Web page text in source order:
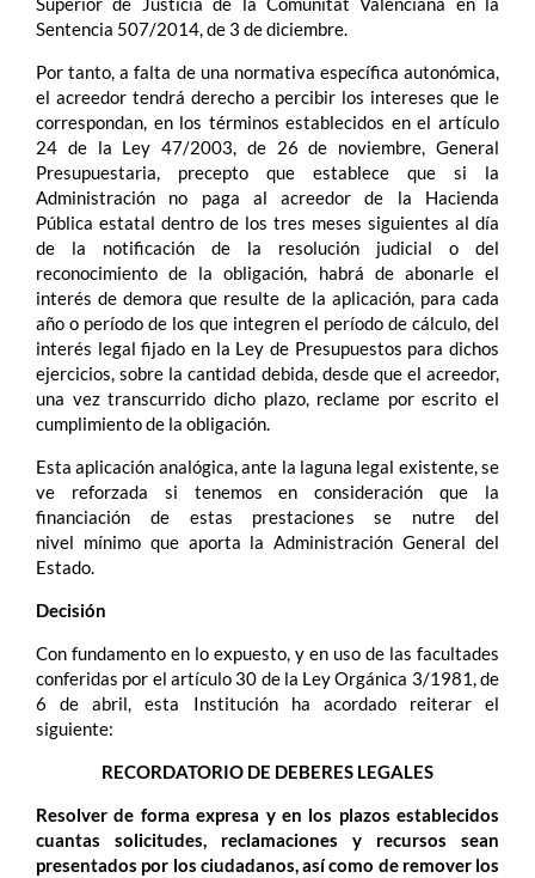
Sentencia 507/2014, de 3 de diciembre.
Por tanto, a falta de una normativa específica autonómica,
el acreedor tendrá derecho a percibir los intereses que le
correspondan, en los términos establecidos en el artículo
24 de la Ley 47/2003, de 26 de noviembre, General
Presupuestaria, precepto que establece que si la
Administración no paga al acreedor de la Hacienda
Pública estatal dentro de los tres meses siguientes al día
de la notificación de la resolución judicial o del
reconocimiento de la obligación, habrá de abonarle el
interés de demora que resulte de la aplicación, para cada
año o período de los que integren el período de cálculo, del
interés legal fijado en la Ley de Presupuestos para dichos
ejercicios, sobre la cantidad debida, desde que el acreedor,
una vez transcurrido dicho plazo, reclame por escrito el
cumplimiento de la obligación.
Esta aplicación analógica, ante la laguna legal existente, se
ve reforzada si tenemos en consideración que la
financiación de estas prestaciones se nutre del
nivel mínimo que aporta la Administración General del
Estado.
Decisión
Con fundamento en lo expuesto, y en uso de las facultades
conferidas por el artículo 30 de la Ley Orgánica 3/1981, de
6 de abril, esta Institución ha acordado reiterar el
siguiente:
RECORDATORIO DE DEBERES LEGALES
Resolver de forma expresa y en los plazos establecidos
cuantas solicitudes, reclamaciones y recursos sean
presentados por los ciudadanos, así como de remover los